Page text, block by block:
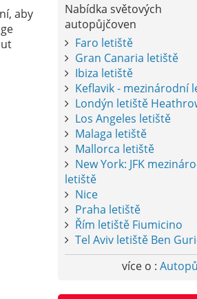
aby
Nabídka světových
autopůjčoven
Faro letiště
Gran Canaria letiště
Ibiza letiště
Keflavik - mezinárodní
Londýn letiště
Los Angeles letiště
Malaga letiště
Mallorca letiště
New York: JFK
letiště
Nice
Praha letiště
Řím letiště Fiumicino
Tel Aviv letiště Ben
více o :